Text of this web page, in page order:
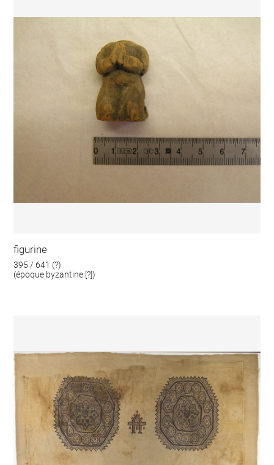
figurine
395 / 641 (?)
(époque byzantine [?])